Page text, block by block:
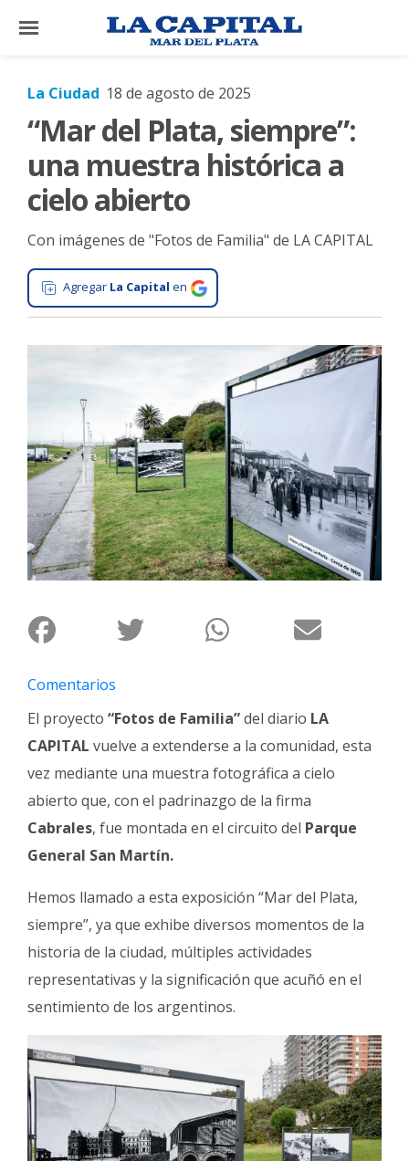
×
El
Mundo
La
Cultura
Gastronomía
General
La
Ciudad
Deportes
Arte
Espectáculos
Policiales
Cartelera
Fotos
de
Familia
Clasificados
Fúnebres
La Ciudad 18 de agosto de 2025
“Mar del Plata, siempre”:
una muestra histórica a
cielo abierto
Con imágenes de "Fotos de Familia" de LA CAPITAL
Agregar La Capital en
Comentarios
El proyecto “Fotos de Familia”del diario LA
CAPITAL vuelve a extenderse a la comunidad, esta
vez mediante una muestra fotográfica a cielo
abierto que, con el padrinazgo de la firma
Cabrales, fue montada en el circuito del Parque
General San Martín.
Hemos llamado a esta exposición “Mar del Plata,
siempre”, ya que exhibe diversos momentos de la
historia de la ciudad, múltiples actividades
representativas y la significación que acuñó en el
sentimiento de los argentinos.